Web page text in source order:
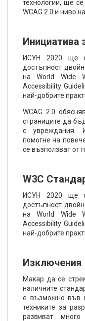
технологии, ще
WCAG 2.0 и ниво
Инициатива
ИСУН 2020 ще
достъпност
на World Wide
Accessibility
най-добрите
WCAG 2.0
страниците да
с увреждания.
помогне на
се възползват от
W3C
ИСУН 2020 ще
достъпност
на World Wide
Accessibility
най-добрите
Изключения
Макар да се
наличните
е възможно във
техниките за
развиват